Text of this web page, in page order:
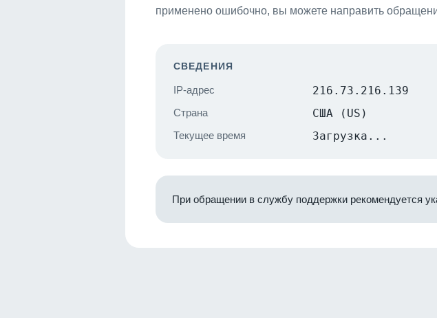
применено ошибочно, вы можете направить
СВЕДЕНИЯ
IP-адрес 216.73.216.139
Страна США (US)
Текущее время Загрузка...
При обращении в службу поддержки рекомендуется